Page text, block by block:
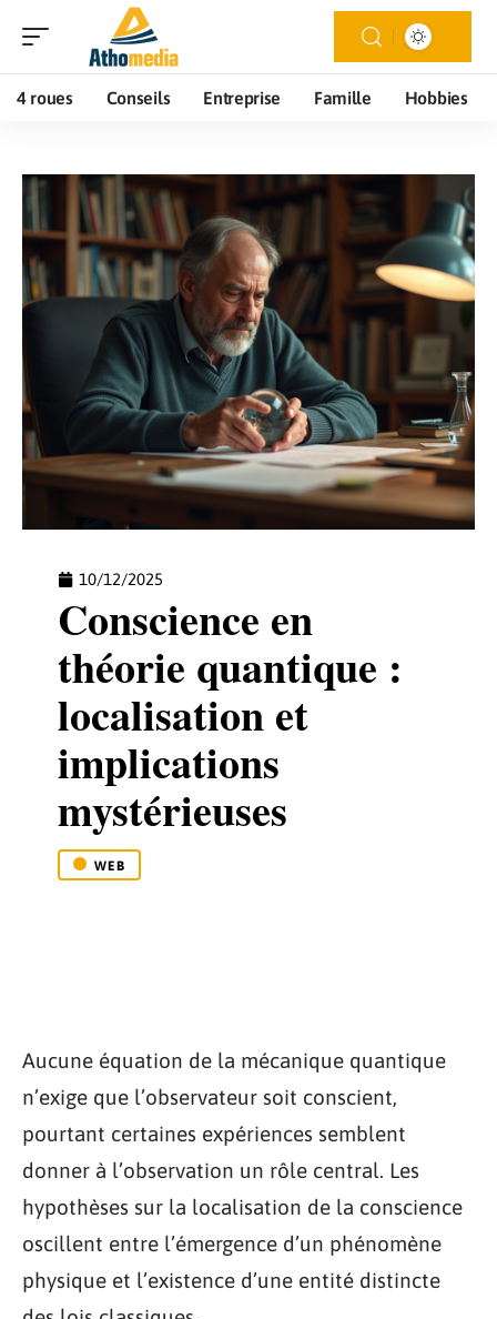
4 roues Conseils Entreprise Famille Hobbies
10/12/2025
Conscience en
théorie quantique :
localisation et
implications
mystérieuses
WEB
Aucune équation de la mécanique quantique
n’exige que l’observateur soit conscient,
pourtant certaines expériences semblent
donner à l’observation un rôle central. Les
hypothèses sur la localisation de la conscience
oscillent entre l’émergence d’un phénomène
physique et l’existence d’une entité distincte